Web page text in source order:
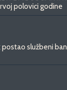
polovici godine
postao službeni